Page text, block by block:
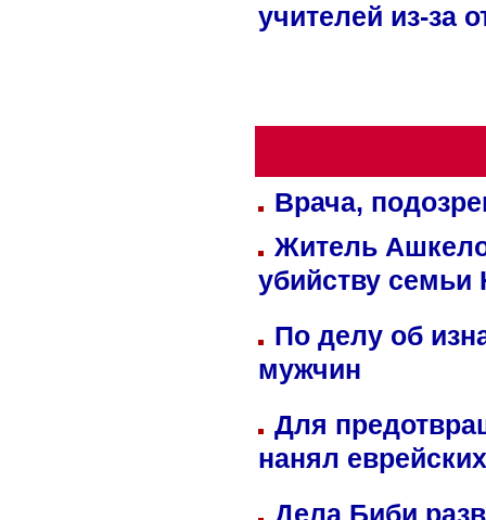
учителей из-за
Врача,
Житель
убийству семьи
По делу об
мужчин
Для
нанял